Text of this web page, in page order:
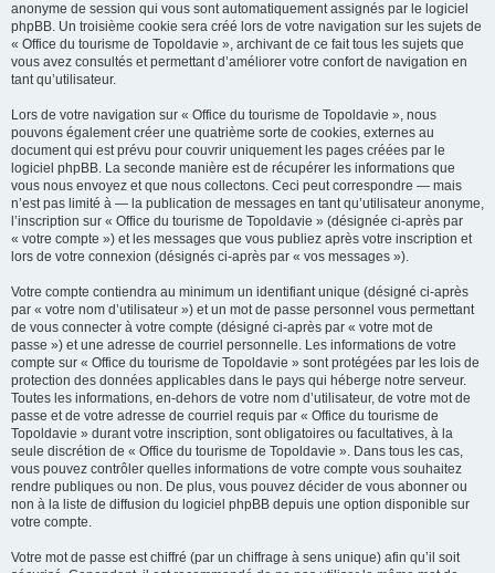
anonyme de session qui vous sont automatiquement assignés par le logiciel
phpBB. Un troisième cookie sera créé lors de votre navigation sur les sujets de
« Office du tourisme de Topoldavie », archivant de ce fait tous les sujets que
vous avez consultés et permettant d’améliorer votre confort de navigation en
tant qu’utilisateur.
Lors de votre navigation sur « Office du tourisme de Topoldavie », nous
pouvons également créer une quatrième sorte de cookies, externes au
document qui est prévu pour couvrir uniquement les pages créées par le
logiciel phpBB. La seconde manière est de récupérer les informations que
vous nous envoyez et que nous collectons. Ceci peut correspondre — mais
n’est pas limité à — la publication de messages en tant qu’utilisateur anonyme,
l’inscription sur « Office du tourisme de Topoldavie » (désignée ci-après par
« votre compte ») et les messages que vous publiez après votre inscription et
lors de votre connexion (désignés ci-après par « vos messages »).
Votre compte contiendra au minimum un identifiant unique (désigné ci-après
par « votre nom d’utilisateur ») et un mot de passe personnel vous permettant
de vous connecter à votre compte (désigné ci-après par « votre mot de
passe ») et une adresse de courriel personnelle. Les informations de votre
compte sur « Office du tourisme de Topoldavie » sont protégées par les lois de
protection des données applicables dans le pays qui héberge notre serveur.
Toutes les informations, en-dehors de votre nom d’utilisateur, de votre mot de
passe et de votre adresse de courriel requis par « Office du tourisme de
Topoldavie » durant votre inscription, sont obligatoires ou facultatives, à la
seule discrétion de « Office du tourisme de Topoldavie ». Dans tous les cas,
vous pouvez contrôler quelles informations de votre compte vous souhaitez
rendre publiques ou non. De plus, vous pouvez décider de vous abonner ou
non à la liste de diffusion du logiciel phpBB depuis une option disponible sur
votre compte.
Votre mot de passe est chiffré (par un chiffrage à sens unique) afin qu’il soit